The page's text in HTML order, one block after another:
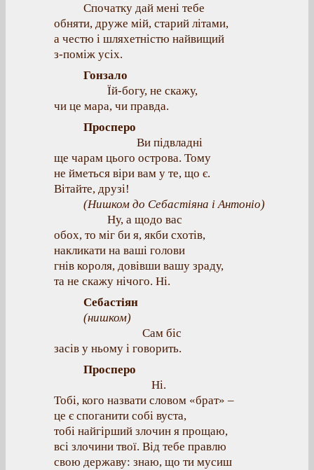
Спочатку дай мені тебе
обняти, друже мій, старий літами,
а честю і шляхетністю найвищий
з-поміж усіх.
Гонзало
Їй-богу, не скажу,
чи це мара, чи правда.
Просперо
Ви підвладні
ще чарам цього острова. Тому
не йметься віри вам у те, що є.
Вітайте, друзі!
(Нишком до Себастіяна і Антоніо)
Ну, а щодо вас
обох, то міг би я, якби схотів,
накликати на ваші голови
гнів короля, довівши вашу зраду,
та не скажу нічого. Ні.
Себастіян
(нишком)
Сам біс
засів у ньому і говорить.
Просперо
Ні.
Тобі, кого назвати словом «брат» –
це є споганити собі вуста,
тобі найгірший злочин я прощаю,
всі злочини твої. Від тебе правлю
свою державу: знаю, що ти мусиш